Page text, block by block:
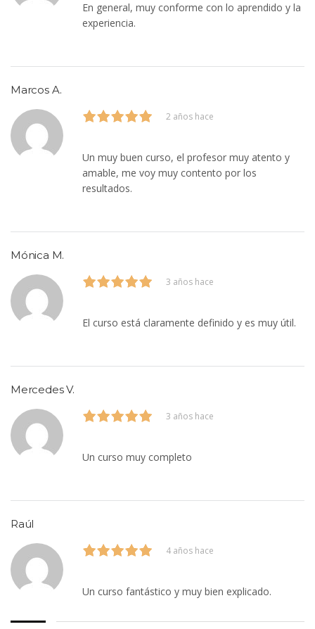
En general, muy conforme con lo aprendido y la
experiencia.
Marcos A.
2 años hace
Un muy buen curso, el profesor muy atento y
amable, me voy muy contento por los
resultados.
Mónica M.
3 años hace
El curso está claramente definido y es muy útil.
Mercedes V.
3 años hace
Un curso muy completo
Raúl
4 años hace
Un curso fantástico y muy bien explicado.